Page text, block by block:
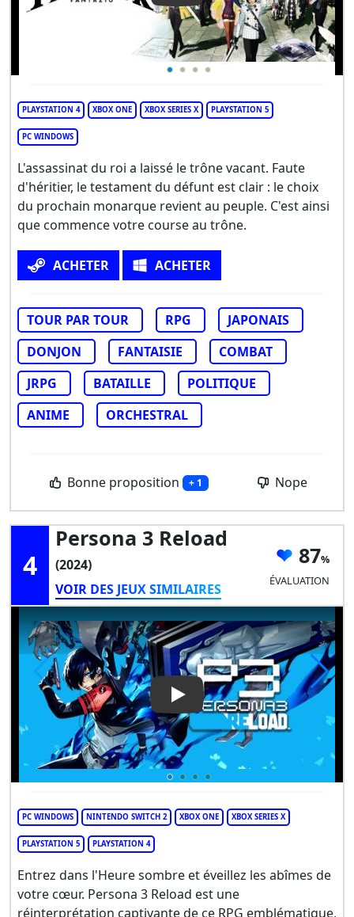
PLAYSTATION 4 XBOX ONE XBOX SERIES X PLAYSTATION 5
PC WINDOWS
L'assassinat du roi a laissé le trône vacant. Faute
d'héritier, le testament du défunt est clair : le choix
du prochain monarque revient au peuple. C'est ainsi
que commence votre course au trône.
ACHETER ACHETER
TOUR PAR TOUR RPG
JAPONAIS
DONJON
FANTAISIE
COMBAT
JRPG
BATAILLE
POLITIQUE
ANIME
ORCHESTRAL
Bonne proposition + 1 Nope
4
Persona 3 Reload
(2024)
VOIR DES JEUX SIMILAIRES
87
ÉVALUATION
Play Video: Persona 3 Reload
PC WINDOWS NINTENDO SWITCH 2 XBOX ONE XBOX SERIES X
PLAYSTATION 5 PLAYSTATION 4
Entrez dans l'Heure sombre et éveillez les abîmes de
votre cœur. Persona 3 Reload est une
réinterprétation captivante de ce RPG emblématique,